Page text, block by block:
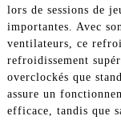
lors de sessions de
importantes. Avec
ventilateurs, ce
refroidissement
overclockés que
assure un
efficace, tandis que